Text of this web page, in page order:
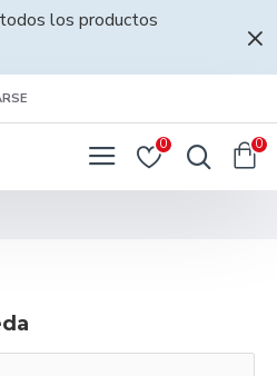
los productos
0 0